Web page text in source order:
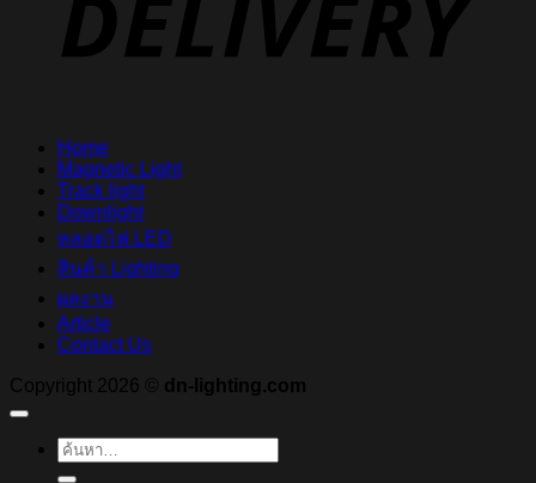
Home
Magnetic Light
Track light
Downlight
หลอดไฟ LED
สินค้า Lighting
ผลงาน
Article
Contact Us
Copyright 2026 © dn-lighting.com
ค้นหา: